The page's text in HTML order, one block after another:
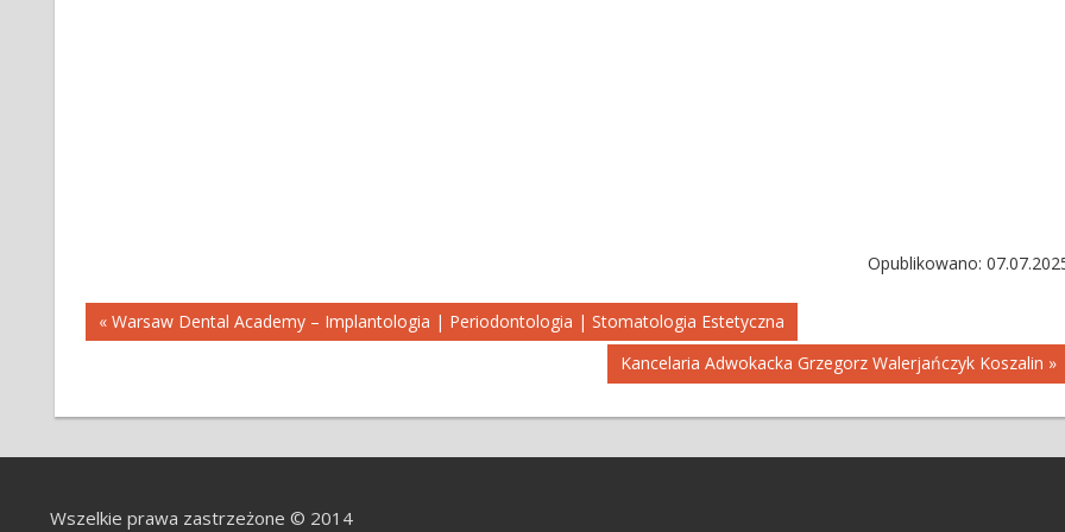
Opublikowano:
Nawigacja
« Warsaw Dental Academy – Implantologia | Periodontologia | Stomatologia Estetyczna
Kancelaria Adwokacka Grzegorz Walerjańczyk Koszalin »
Wszelkie prawa zastrzeżone © 2014